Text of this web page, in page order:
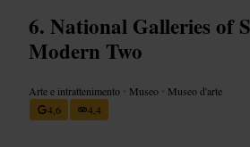
National Galleries of
Modern Two
Arte e intrattenimento • Museo • Museo d'arte
4,6
4,4